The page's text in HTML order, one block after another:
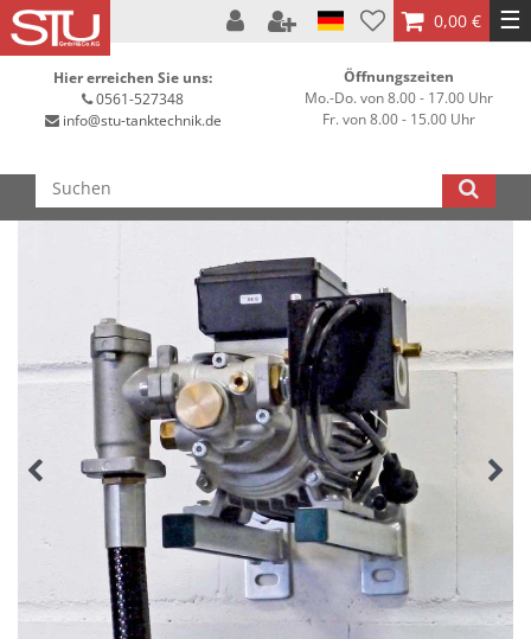
0,00 € ☰
Hier erreichen Sie uns:
0561-527348
info@stu-tanktechnik.de
Öffnungszeiten
Mo.-Do. von 8.00 - 17.00 Uhr
Fr. von 8.00 - 15.00 Uhr